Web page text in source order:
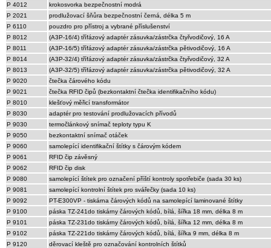
P 4012
krokosvorka bezpečnostní modrá
P 2021
prodlužovací šňůra bezpečnostní černá, délka 5 m
P 6110
pouzdro pro přístroj a vybrané příslušenství
P 8012
(A3P-16/4) třífázový adaptér zásuvka/zástrčka čtyřvodičový, 16 A
P 8011
(A3P-16/5) třífázový adaptér zásuvka/zástrčka pětivodičový, 16 A
P 8014
(A3P-32/4) třífázový adaptér zásuvka/zástrčka čtyřvodičový, 32 A
P 8013
(A3P-32/5) třífázový adaptér zásuvka/zástrčka pětivodičový, 32 A
P 9020
čtečka čárového kódu
P 9021
čtečka RFID čipů (bezkontaktní čtečka identifikačního kódu)
P 8010
klešťový měřicí transformátor
P 8030
adaptér pro testování prodlužovacích přívodů
P 9030
termočlánkový snímač teploty typu K
P 9050
bezkontaktní snímač otáček
P 9060
samolepící identifikační štítky s čárovým kódem
P 9061
RFID čip závěsný
P 9062
RFID čip disk
P 9080
samolepící štítek pro označení příští kontroly spotřebiče (sada 30 ks)
P 9081
samolepící kontrolní štítek pro svářečky (sada 10 ks)
P 9092
PT-E300VP - tiskárna čárových kódů na samolepící laminované štítky
P 9100
páska TZ-241do tiskárny čárových kódů, bílá, šířka 18 mm, délka 8 m
P 9101
páska TZ-231do tiskárny čárových kódů, bílá, šířka 12 mm, délka 8 m
P 9102
páska TZ-221do tiskárny čárových kódů, bílá, šířka 9 mm, délka 8 m
P 9120
děrovací kleště pro označování kontrolních štítků